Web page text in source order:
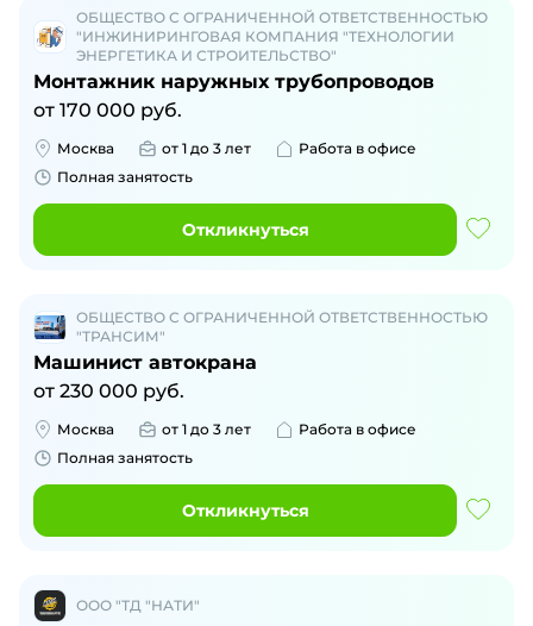
ОБЩЕСТВО С ОГРАНИЧЕННОЙ ОТВЕТСТВЕННОСТЬЮ
"ИНЖИНИРИНГОВАЯ КОМПАНИЯ "ТЕХНОЛОГИИ
ЭНЕРГЕТИКА И СТРОИТЕЛЬСТВО"
Монтажник наружных трубопроводов
от 170 000 руб.
Москва от 1 до 3 лет
Работа в офисе
Полная занятость
Откликнуться
ОБЩЕСТВО С ОГРАНИЧЕННОЙ ОТВЕТСТВЕННОСТЬЮ
"ТРАНСИМ"
Машинист автокрана
от 230 000 руб.
Москва от 1 до 3 лет
Работа в офисе
Полная занятость
Откликнуться
ООО "ТД "НАТИ"